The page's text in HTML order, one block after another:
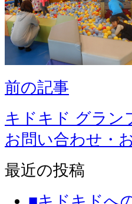
前の記事
キドキド グラン
お問い合わせ・
最近の投稿